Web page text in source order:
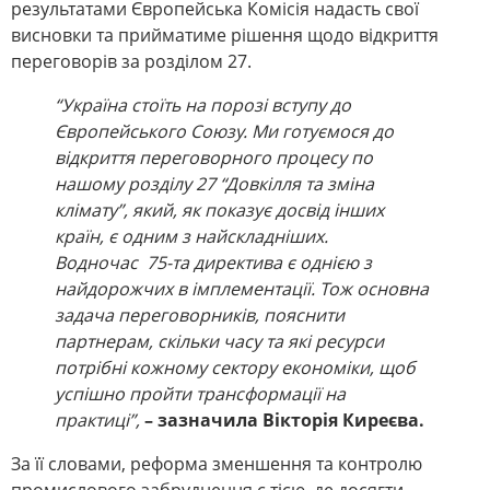
результатами Європейська Комісія надасть свої
висновки та прийматиме рішення щодо відкриття
переговорів за розділом 27.
“Україна стоїть на порозі вступу до
Європейського Союзу. Ми готуємося до
відкриття переговорного процесу по
нашому розділу 27 “Довкілля та зміна
клімату”, який, як показує досвід інших
країн, є одним з найскладніших.
Водночас 75-та директива є однією з
найдорожчих в імплементації. Тож основна
задача переговорників, пояснити
партнерам, скільки часу та які ресурси
потрібні кожному сектору економіки, щоб
успішно пройти трансформації на
практиці”,– зазначила Вікторія Киреєва.
За її словами, реформа зменшення та контролю